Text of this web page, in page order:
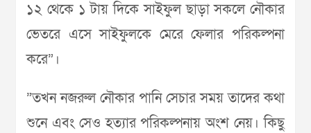
১২ থেকে ১ টায় দিকে সাইফুল ছাড়া সকলে নৌকার
ভেতরে এসে সাইফুলকে মেরে ফেলার পরিকল্পনা
করে”।
”তখন নজরুল নৌকার পানি সেচার সময় তাদের কথা
শুনে এবং সেও হত্যার পরিকল্পনায় অংশ নেয়। কিছু